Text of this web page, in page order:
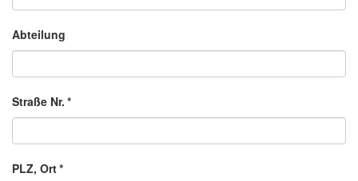
Abteilung
Straße Nr. *
PLZ, Ort*